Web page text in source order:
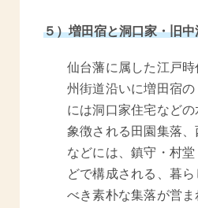
５）増田宿と洞口家・旧中
仙台藩に属した江戸
州街道沿いに増田宿
には洞口家住宅など
象徴される田園集落
などには、鎮守・村
どで構成される、暮
べき素朴な集落が営